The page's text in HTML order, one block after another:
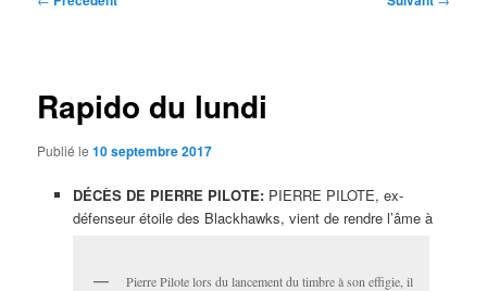
Rapido du lundi
Publié le10 septembre 2017
DÉCÈS DE PIERRE PILOTE:PIERRE PILOTE, ex-
défenseur étoile des Blackhawks, vient de rendre l’âme à
Pierre Pilote lors du lancement du timbre à son effigie, il